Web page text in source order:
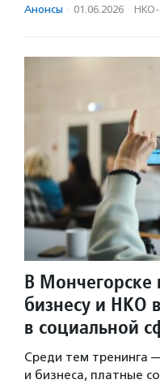
Анонсы · 01.06.2026 · НКО-
В Мончегорске
бизнесу и НКО
в социальной
Среди тем тренинга
и бизнеса, платные